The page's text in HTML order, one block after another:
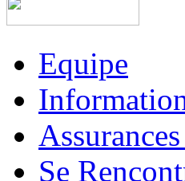
Equipe
Se